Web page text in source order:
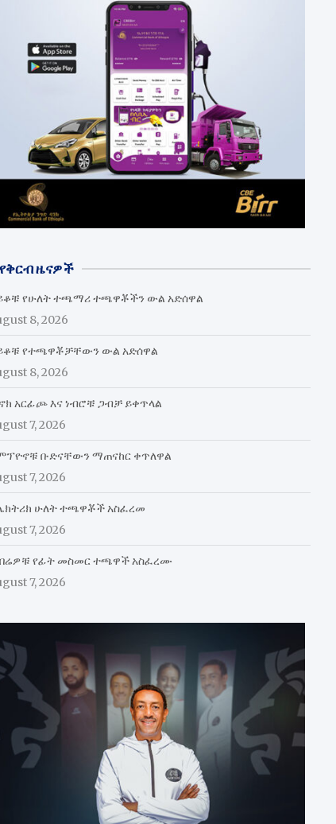
የቅርብ ዜናዎች
የሁለት ተጫማሪ ተጫዋቾችን ውል አድሰዋል
8, 2026
የተጫዋቾቻቸውን ውል አድሰዋል
8, 2026
አርፊጮ እና ነብሮቹ ጋብቻ ይቀጥላል
7, 2026
ቡድናቸውን ማጠናከር ቀጥለዋል
7, 2026
ሁለት ተጫዋቾች አስፈረመ
7, 2026
የፊት መስመር ተጫዋች አስፈረሙ
7, 2026